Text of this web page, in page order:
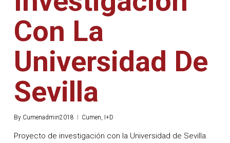
Con La
Universidad De
Sevilla
By Cumenadmin2018 Cumen, I+D
Proyecto de investigación con la Universidad de Sevilla.